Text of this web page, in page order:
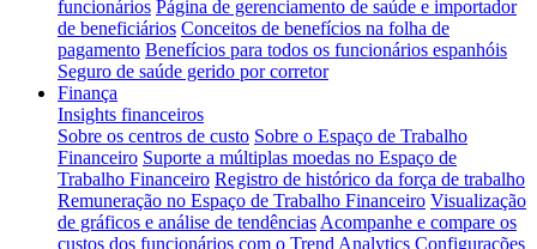
funcionários Página de gerenciamento de saúde e importador
de beneficiários Conceitos de benefícios na folha de
pagamento Benefícios para todos os funcionários espanhóis
Seguro de saúde gerido por corretor
Finança
Insights financeiros
Sobre os centros de custo Sobre o Espaço de Trabalho
Financeiro Suporte a múltiplas moedas no Espaço de
Trabalho Financeiro Registro de histórico da força de trabalho
Remuneração no Espaço de Trabalho Financeiro Visualização
de gráficos e análise de tendências Acompanhe e compare os
custos dos funcionários com o Trend Analytics Configurações